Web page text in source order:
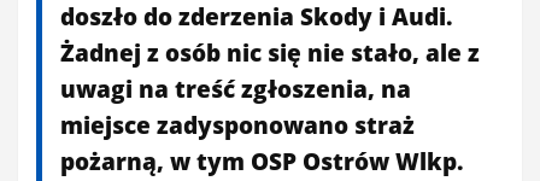
doszło do zderzenia Skody i Audi.
Żadnej z osób nic się nie stało, ale z
uwagi na treść zgłoszenia, na
miejsce zadysponowano straż
pożarną, w tym OSP Ostrów Wlkp.